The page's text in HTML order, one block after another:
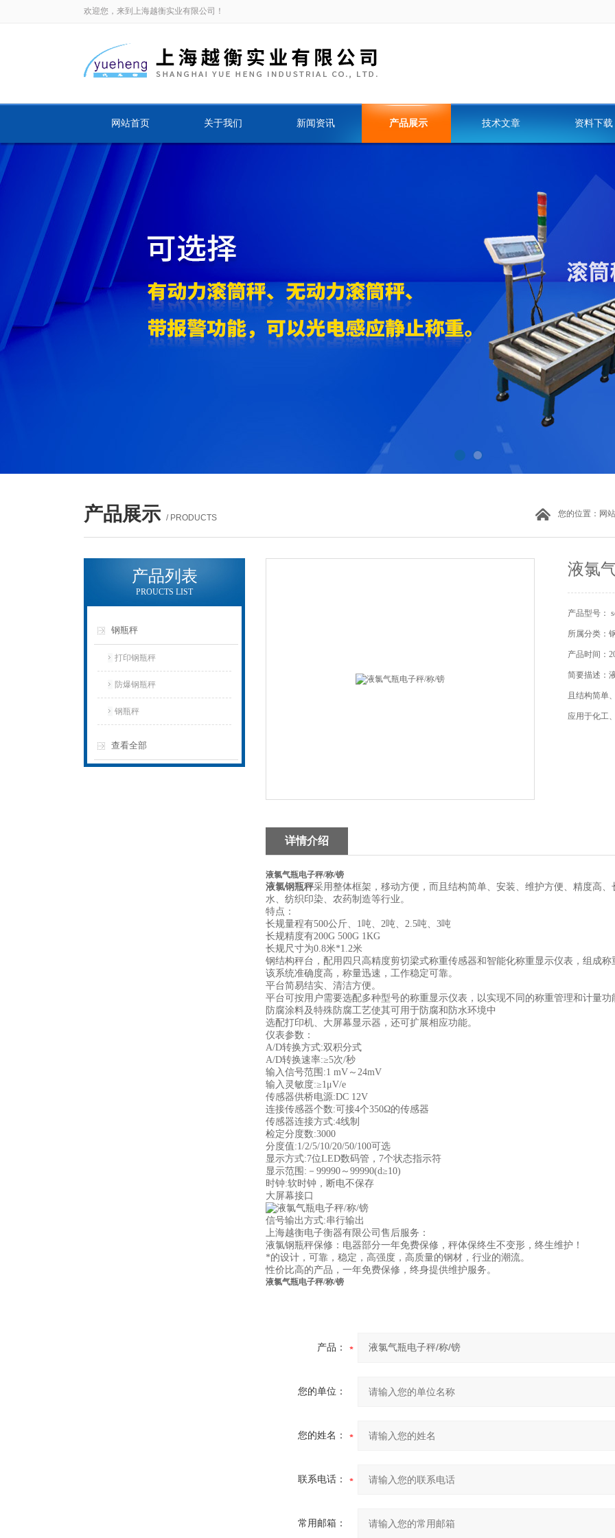
欢迎您，来到上海越衡实业有限公司！
网站首页 关于我们 新闻资讯 产品展示 技术文章 资料下载
产品展示 / PRODUCTS 您的位置： 网
产品列表
PROUCTS LIST
钢瓶秤
打印钢瓶秤
防爆钢瓶秤
钢瓶秤
查看全部
液氯
产品型号：
所属分类：
产品时间：
简要描述：
且结构简单
应用于化工
详情介绍
液氯气瓶电子秤/称/镑
液氯钢瓶秤采用整体框架，移动方便，而且结构简单、安装、维护方便、精度高、
水、纺织印染、农药制造等行业。
特点：
长规量程有500公斤、1吨、2吨、2.5吨、3吨
长规精度有200G 500G 1KG
长规尺寸为0.8米*1.2米
钢结构秤台，配用四只高精度剪切梁式称重传感器和智能化称重显示仪表，组成称
该系统准确度高，称量迅速，工作稳定可靠。
平台简易结实、清洁方便。
平台可按用户需要选配多种型号的称重显示仪表，以实现不同的称重管理和计量功
防腐涂料及特殊防腐工艺使其可用于防腐和防水环境中
选配打印机、大屏幕显示器，还可扩展相应功能。
仪表参数：
A/D转换方式:双积分式
A/D转换速率:≥5次/秒
输入信号范围:1 mV～24mV
输入灵敏度:≥1μV/e
传感器供桥电源:DC 12V
连接传感器个数:可接4个350Ω的传感器
传感器连接方式:4线制
检定分度数:3000
分度值:1/2/5/10/20/50/100可选
显示方式:7位LED数码管，7个状态指示符
显示范围:－99990～99990(d≥10)
时钟:软时钟，断电不保存
大屏幕接口
信号输出方式:串行输出
上海越衡电子衡器有限公司售后服务：
液氯钢瓶秤保修：电器部分一年免费保修，秤体保终生不变形，终生维护！
*的设计，可靠，稳定，高强度，高质量的钢材，行业的潮流。
性价比高的产品，一年免费保修，终身提供维护服务。
液氯气瓶电子秤/称/镑
产品：
您的单位：
您的姓名：
联系电话：
常用邮箱：